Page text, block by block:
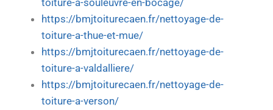
toiture-a-souleuvre-en-bocage/
https://bmjtoiturecaen.fr/nettoyage-de-
toiture-a-thue-et-mue/
https://bmjtoiturecaen.fr/nettoyage-de-
toiture-a-valdalliere/
https://bmjtoiturecaen.fr/nettoyage-de-
toiture-a-verson/